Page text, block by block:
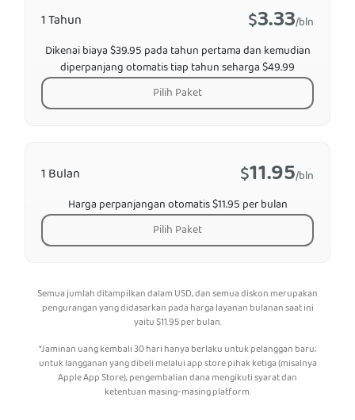
1 Bulan $11.95/bln
Harga perpanjangan otomatis $11.95 per bulan
Pilih Paket
1 Tahun $3.33/bln
Dikenai biaya $39.95 pada tahun pertama dan kemudian
diperpanjang otomatis tiap tahun seharga $49.99
Pilih Paket
Semua jumlah ditampilkan dalam USD, dan semua diskon merupakan
pengurangan yang didasarkan pada harga layanan bulanan saat ini
yaitu$11.95per bulan.
*Jaminan uang kembali 30 hari hanya berlaku untuk pelanggan baru;
untuk langganan yang dibeli melalui app store pihak ketiga (misalnya
Apple App Store), pengembalian dana mengikuti syarat dan
ketentuan masing-masing platform.